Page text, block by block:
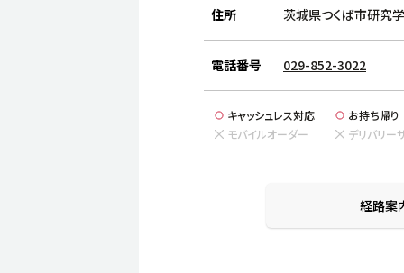
住所 茨城県つくば市研究
電話番号 029-852-3022
キャッシュレス対応
お持ち帰り
モバイルオーダー
デリバリー
経路案